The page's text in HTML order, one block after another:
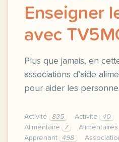
Enseigner
avec
Plus que jamais, en
associations d’aide
pour aider les
Activité 835 Activite 40
Alimentaire
7 Alimentaires
Apprenant
498